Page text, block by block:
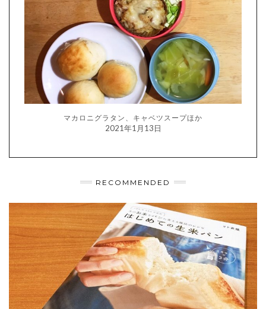
マカロニグラタン、キャベツスープほか
2021年1月13日
RECOMMENDED